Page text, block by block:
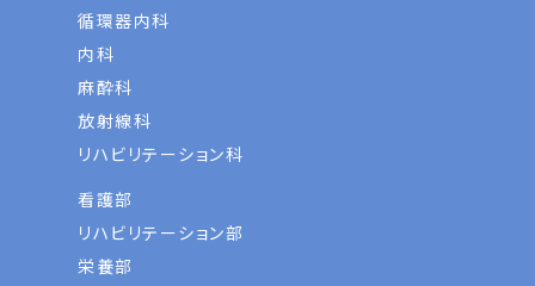
循環器内科
内科
麻酔科
放射線科
リハビリテーション科
看護部
リハビリテーション部
栄養部